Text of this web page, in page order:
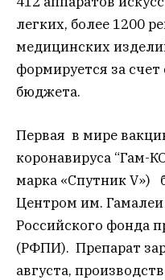
легких, более 1200
медицинских
формируется за счет
бюджета.
Первая в мире
коронавируса “Гам-
марка «Спутник V»)
Центром им.
Российского фонда
(РФПИ). Препарат
августа,